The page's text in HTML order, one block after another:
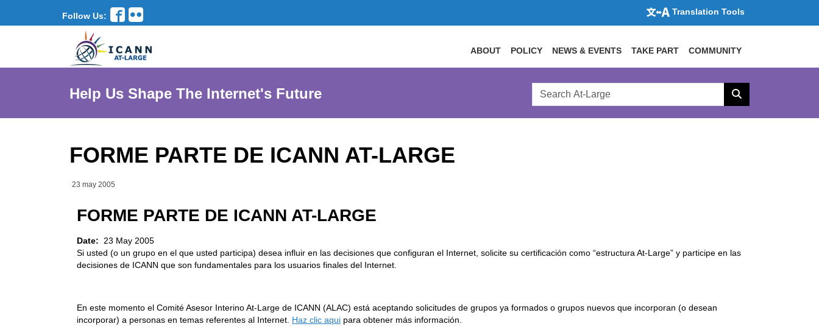
Follow Us: Translation Tools
ABOUT POLICY NEWS & EVENTS TAKE PART COMMUNITY
Help Us Shape The Internet's Future
Search
AtLarge
Search
FORME PARTE DE ICANN AT-LARGE
23 may 2005
FORME PARTE DE ICANN AT-LARGE
Date:
23 May 2005
Si usted (o un grupo en el que usted participa) desea influir en las decisiones que configuran el Internet, solicite su certificación como “estructura At-Large” y participe en las
decisiones de ICANN que son fundamentales para los usuarios finales del Internet.
En este momento el Comité Asesor Interino At-Large de ICANN (ALAC) está aceptando solicitudes de grupos ya formados o grupos nuevos que incorporan (o desean
incorporar) a personas en temas referentes al Internet. Haz clic aqui para obtener más información.